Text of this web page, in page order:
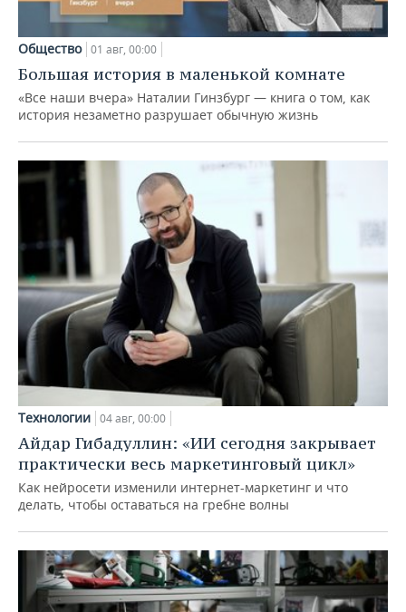
Общество 01 авг, 00:00
Большая история в маленькой комнате
«Все наши вчера» Наталии Гинзбург — книга о том, как
история незаметно разрушает обычную жизнь
Технологии 04 авг, 00:00
Айдар Гибадуллин: «ИИ сегодня закрывает
практически весь маркетинговый цикл»
Как нейросети изменили интернет-маркетинг и что
делать, чтобы оставаться на гребне волны